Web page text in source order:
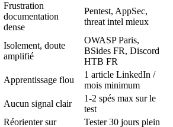
Frustration
documentation
dense
Pentest, AppSec,
threat intel mieux
Isolement, doute
amplifié
OWASP Paris,
BSides FR, Discord
HTB FR
Apprentissage flou
1 article LinkedIn /
mois minimum
Aucun signal clair
1-2 spés max sur le
test
Réorienter sur
Tester 30 jours plein